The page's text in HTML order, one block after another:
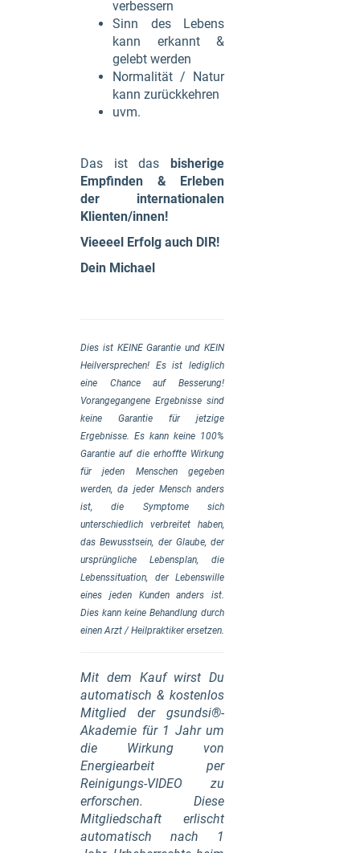
verbessern
Sinn des Lebens
kann erkannt &
gelebt werden
Normalität / Natur
kann zurückkehren
uvm.
Das ist das bisherige
Empfinden & Erleben
der internationalen
Klienten/innen!
Vieeeel Erfolg auch DIR!
Dein Michael
Dies ist KEINE Garantie und KEIN
Heilversprechen! Es ist lediglich
eine Chance auf Besserung!
Vorangegangene Ergebnisse sind
keine Garantie für jetzige
Ergebnisse. Es kann keine 100%
Garantie auf die erhoffte Wirkung
für jeden Menschen gegeben
werden, da jeder Mensch anders
ist, die Symptome sich
unterschiedlich verbreitet haben,
das Bewusstsein, der Glaube, der
ursprüngliche Lebensplan, die
Lebenssituation, der Lebenswille
eines jeden Kunden anders ist.
Dies kann keine Behandlung durch
einen Arzt / Heilpraktiker ersetzen.
Mit dem Kauf wirst Du
automatisch & kostenlos
Mitglied der gsundsi®-
Akademie für 1 Jahr um
die Wirkung von
Energiearbeit per
Reinigungs-VIDEO zu
erforschen. Diese
Mitgliedschaft erlischt
automatisch nach 1